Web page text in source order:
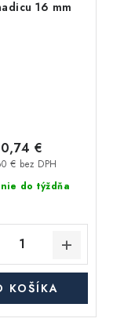
16 mm
do týždňa
€ bez DPH
0,74 €
KOŠÍKA